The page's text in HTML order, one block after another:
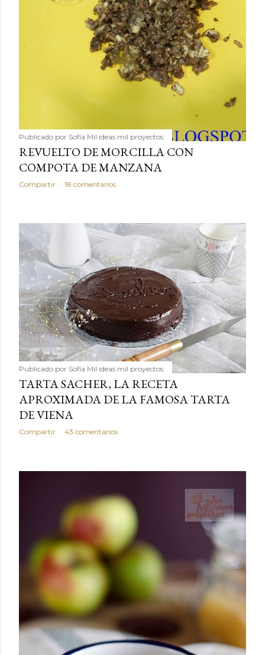
Publicado por Sofía Mil ideas mil proyectos
REVUELTO DE MORCILLA CON
COMPOTA DE MANZANA
Compartir 18 comentarios
Publicado por Sofía Mil ideas mil proyectos
TARTA SACHER, LA RECETA
APROXIMADA DE LA FAMOSA TARTA
DE VIENA
Compartir 43 comentarios